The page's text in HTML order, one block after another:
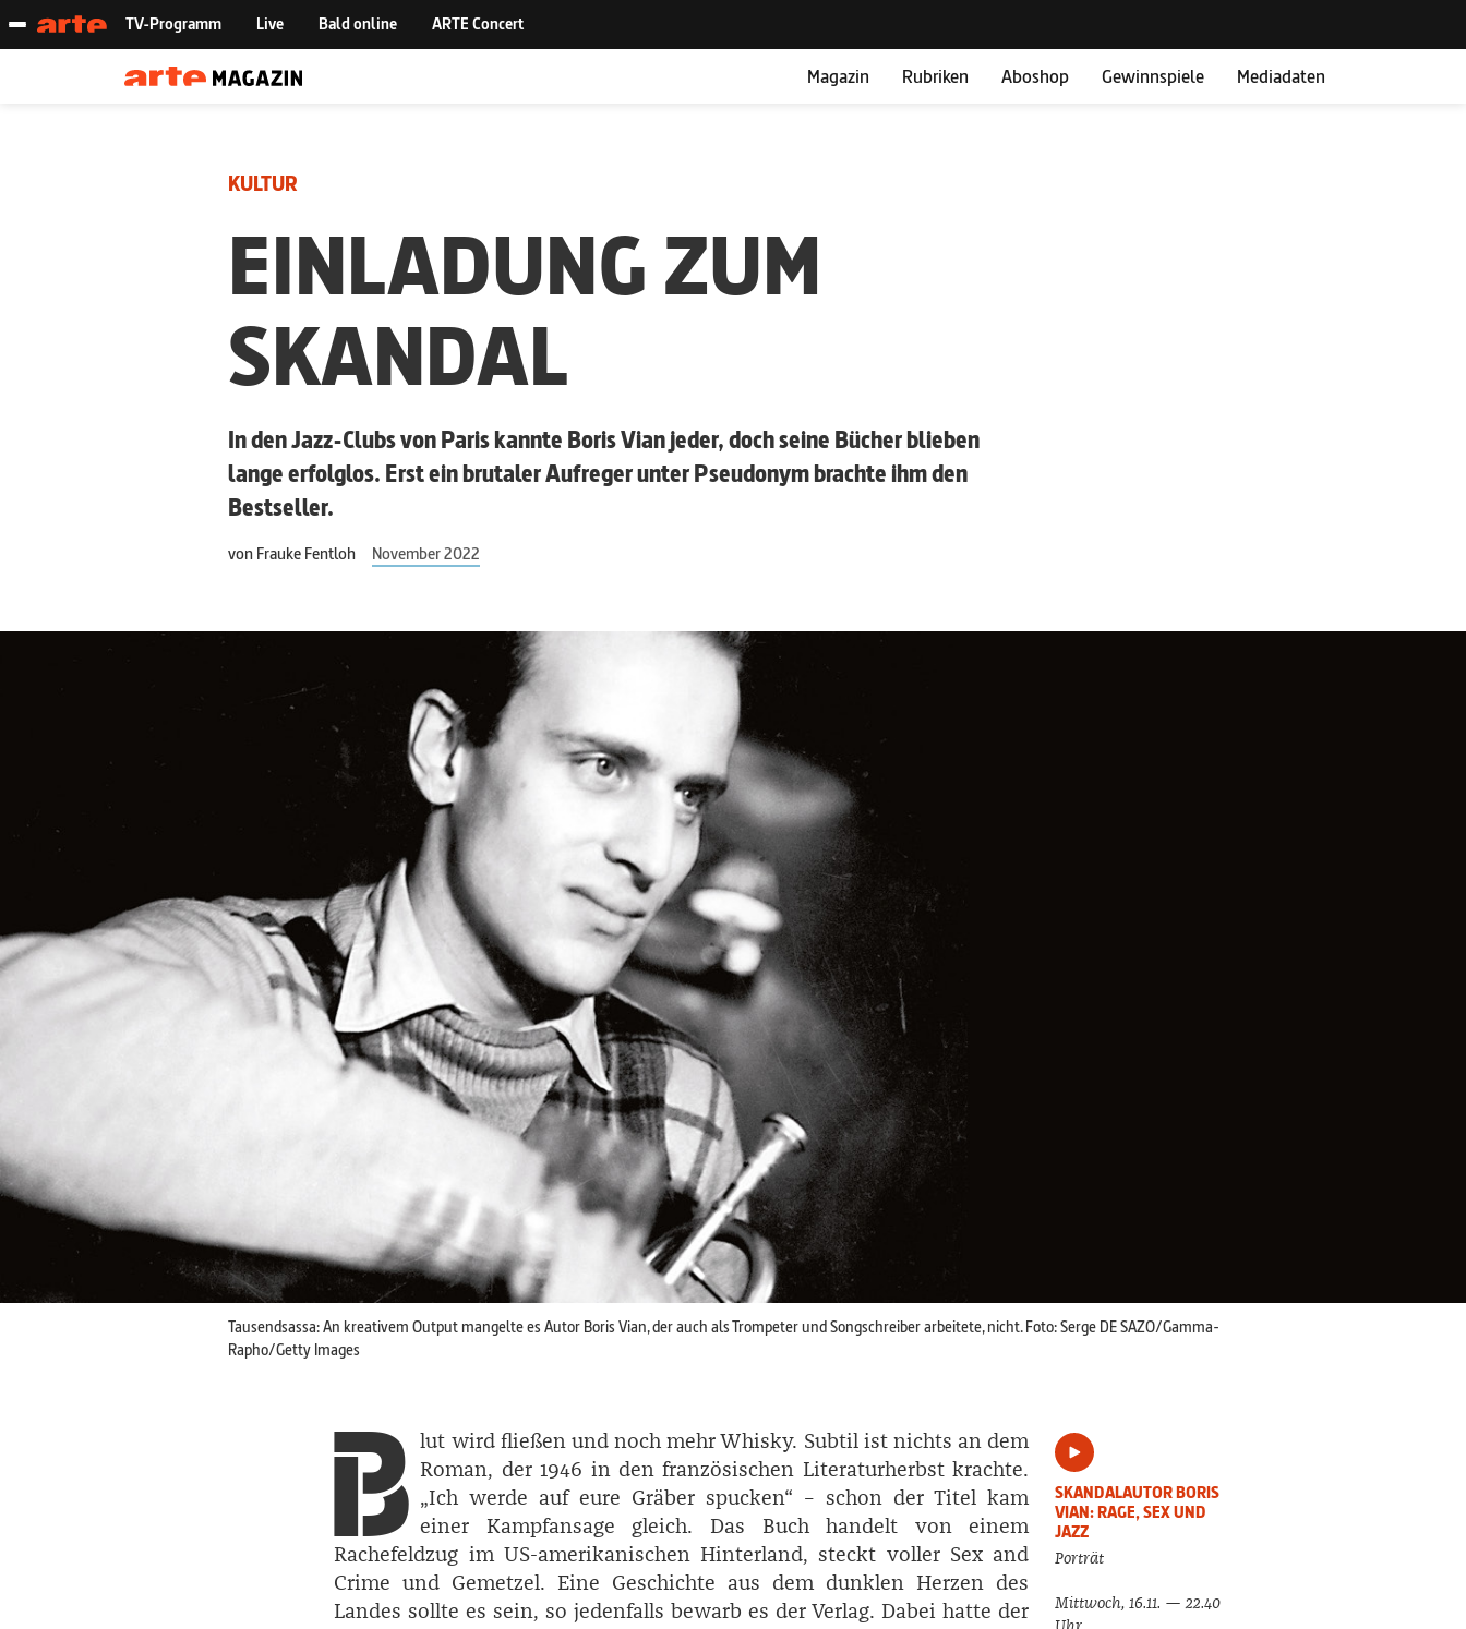
Magazin Rubriken Aboshop Gewinnspiele Mediadaten
KULTUR
EINLADUNG ZUM
SKANDAL
In den Jazz-Clubs von Paris kannte Boris Vian jeder, doch seine Bücher blieben
lange erfolglos. Erst ein brutaler Aufreger unter Pseudonym brachte ihm den
Bestseller.
vonFrauke Fentloh November 2022
Tausendsassa: An kreativem Output mangelte es Autor Boris Vian, der auch als Trompeter und Songschreiber arbeitete, nicht. Foto: Serge DE SAZO/Gamma-
Rapho/Getty Images
B lut wird fließen und noch mehr Whisky. Subtil ist nichts an dem
Roman, der 1946 in den französischen Literaturherbst krachte.
„Ich werde auf eure Gräber spucken“ – schon der Titel kam
einer Kampfansage gleich. Das Buch handelt von einem
Rachefeldzug im US-amerikanischen Hinterland, steckt voller Sex and
Crime und Gemetzel. Eine Geschichte aus dem dunklen Herzen des
Landes sollte es sein, so jedenfalls bewarb es der Verlag. Dabei hatte der
SKANDALAUTOR BORIS
VIAN: RAGE, SEX UND
JAZZ
Porträt
Mittwoch, 16.11. — 22.40